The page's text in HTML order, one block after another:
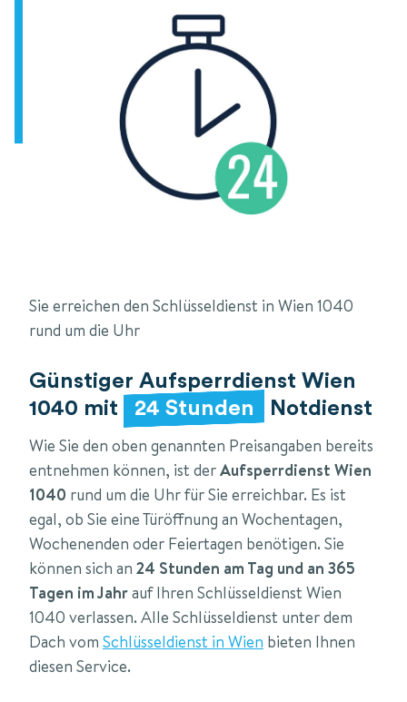
Sie erreichen den Schlüsseldienst in Wien 1040
rund um die Uhr
Günstiger Aufsperrdienst Wien
1040 mit
24 Stunden Notdienst
Wie Sie den oben genannten Preisangaben bereits
entnehmen können, ist derAufsperrdienst Wien
1040 rund um die Uhr für Sie erreichbar. Es ist
egal, ob Sie eine Türöffnung an Wochentagen,
Wochenenden oder Feiertagen benötigen. Sie
können sich an 24 Stunden am Tag und an 365
Tagen im Jahrauf Ihren Schlüsseldienst Wien
1040 verlassen. Alle Schlüsseldienst unter dem
Dach vom Schlüsseldienst in Wien bieten Ihnen
diesen Service.